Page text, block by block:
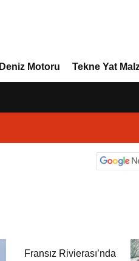
Deniz Motoru Tekne Yat
Fransız Rivierası’nda